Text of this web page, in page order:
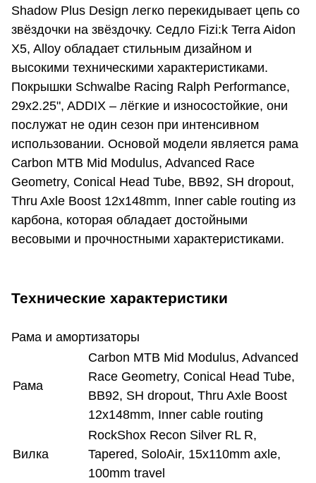
Shadow Plus Design легко перекидывает цепь со
звёздочки на звёздочку. Седло Fizi:k Terra Aidon
X5, Alloy обладает стильным дизайном и
высокими техническими характеристиками.
Покрышки Schwalbe Racing Ralph Performance,
29x2.25", ADDIX – лёгкие и износостойкие, они
послужат не один сезон при интенсивном
использовании. Основой модели является рама
Carbon MTB Mid Modulus, Advanced Race
Geometry, Conical Head Tube, BB92, SH dropout,
Thru Axle Boost 12x148mm, Inner cable routing из
карбона, которая обладает достойными
весовыми и прочностными характеристиками.
Технические характеристики
Рама и амортизаторы
Рама
Carbon MTB Mid Modulus, Advanced
Race Geometry, Conical Head Tube,
BB92, SH dropout, Thru Axle Boost
12x148mm, Inner cable routing
Вилка
RockShox Recon Silver RL R,
Tapered, SoloAir, 15x110mm axle,
100mm travel